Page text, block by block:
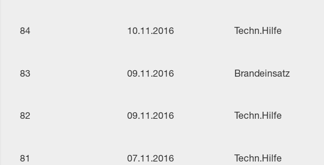
84 10.11.2016 Techn.Hilfe
83 09.11.2016 Brandeinsatz
82 09.11.2016 Techn.Hilfe
81 07.11.2016 Techn.Hilfe